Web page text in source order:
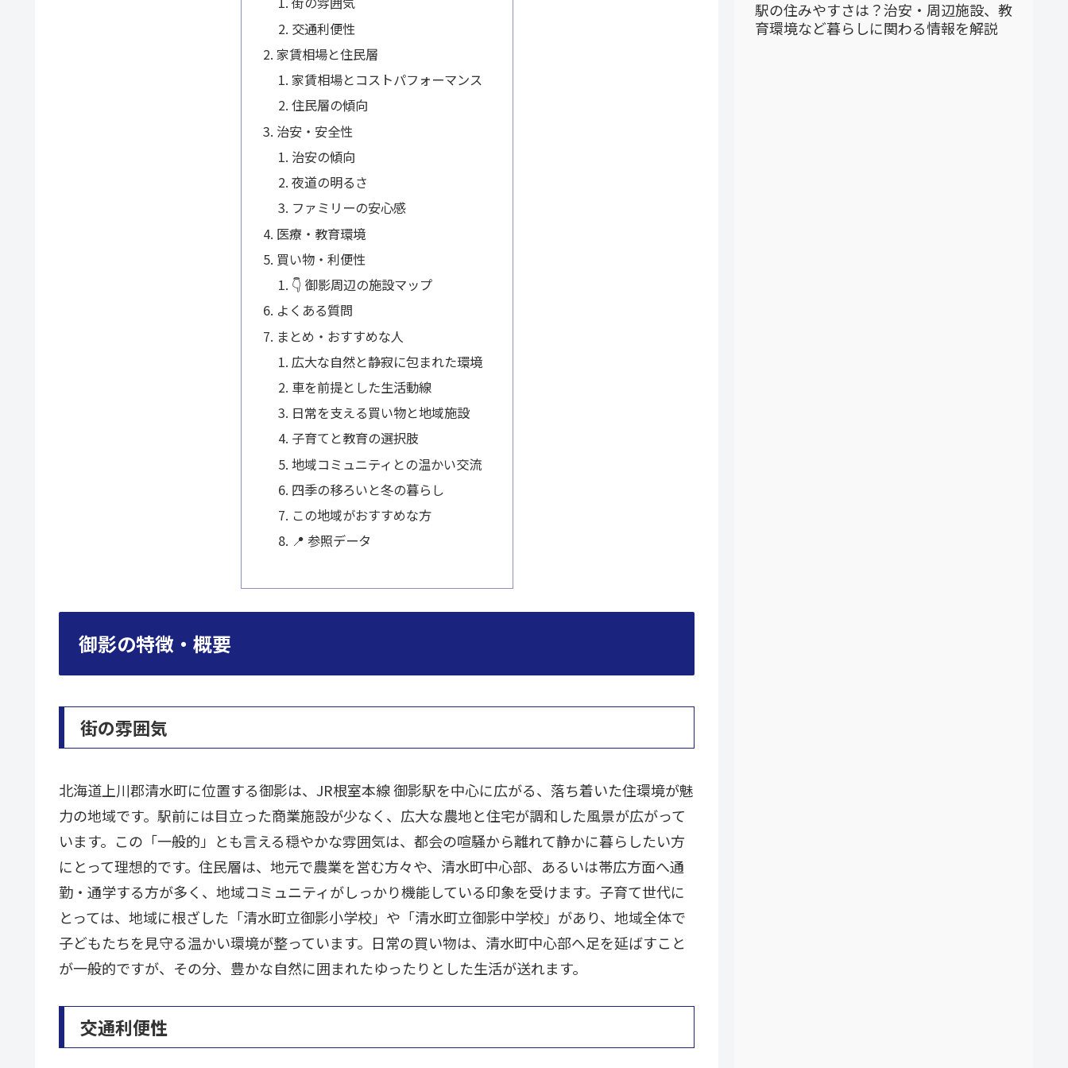
交通利便性
家賃相場と住民層
家賃相場とコストパフォーマンス
住民層の傾向
治安・安全性
治安の傾向
夜道の明るさ
ファミリーの安心感
医療・教育環境
買い物・利便性
👇 御影周辺の施設マップ
よくある質問
まとめ・おすすめな人
広大な自然と静寂に包まれた環境
車を前提とした生活動線
日常を支える買い物と地域施設
子育てと教育の選択肢
地域コミュニティとの温かい交流
四季の移ろいと冬の暮らし
この地域がおすすめな方
📍 参照データ
御影の特徴・概要
街の雰囲気
北海道上川郡清水町に位置する御影は、JR根室本線 御影駅を中心に広がる、落ち着いた住環境が魅
力の地域です。駅前には目立った商業施設が少なく、広大な農地と住宅が調和した風景が広がって
います。この「一般的」とも言える穏やかな雰囲気は、都会の喧騒から離れて静かに暮らしたい方
にとって理想的です。住民層は、地元で農業を営む方々や、清水町中心部、あるいは帯広方面へ通
勤・通学する方が多く、地域コミュニティがしっかり機能している印象を受けます。子育て世代に
とっては、地域に根ざした「清水町立御影小学校」や「清水町立御影中学校」があり、地域全体で
子どもたちを見守る温かい環境が整っています。日常の買い物は、清水町中心部へ足を延ばすこと
が一般的ですが、その分、豊かな自然に囲まれたゆったりとした生活が送れます。
交通利便性
駅の住みやすさは？治安・周辺施設、教
育環境など暮らしに関わる情報を解説